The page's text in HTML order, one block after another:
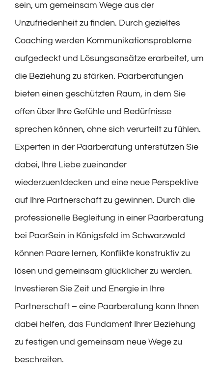
sein, um gemeinsam Wege aus der
Unzufriedenheit zu finden. Durch gezieltes
Coaching werden Kommunikationsprobleme
aufgedeckt und Lösungsansätze erarbeitet, um
die Beziehung zu stärken. Paarberatungen
bieten einen geschützten Raum, in dem Sie
offen über Ihre Gefühle und Bedürfnisse
sprechen können, ohne sich verurteilt zu fühlen.
Experten in der Paarberatung unterstützen Sie
dabei, Ihre Liebe zueinander
wiederzuentdecken und eine neue Perspektive
auf Ihre Partnerschaft zu gewinnen. Durch die
professionelle Begleitung in einer Paarberatung
bei PaarSein in Königsfeld im Schwarzwald
können Paare lernen, Konflikte konstruktiv zu
lösen und gemeinsam glücklicher zu werden.
Investieren Sie Zeit und Energie in Ihre
Partnerschaft – eine Paarberatung kann Ihnen
dabei helfen, das Fundament Ihrer Beziehung
zu festigen und gemeinsam neue Wege zu
beschreiten.